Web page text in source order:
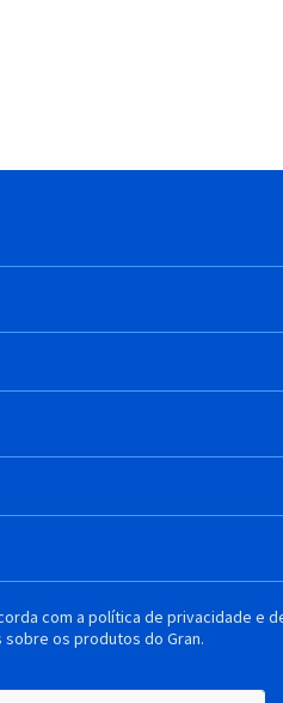
com a política de privacidade e
sobre os produtos do Gran.